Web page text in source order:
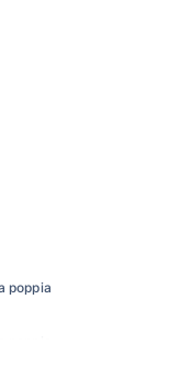
poppia